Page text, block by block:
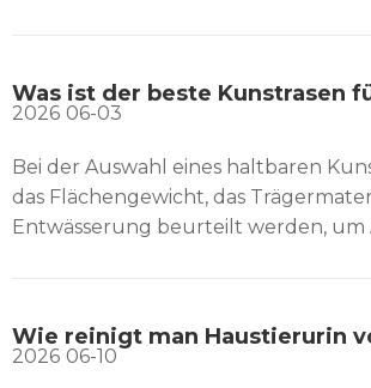
spezifische Anforderungen zu
Was ist der beste Kunstrasen
Bei der Auswahl eines haltbaren
das Flächengewicht, das
Entwässerung beurteilt werden, um
an.
2026 06-03
2026 06-10